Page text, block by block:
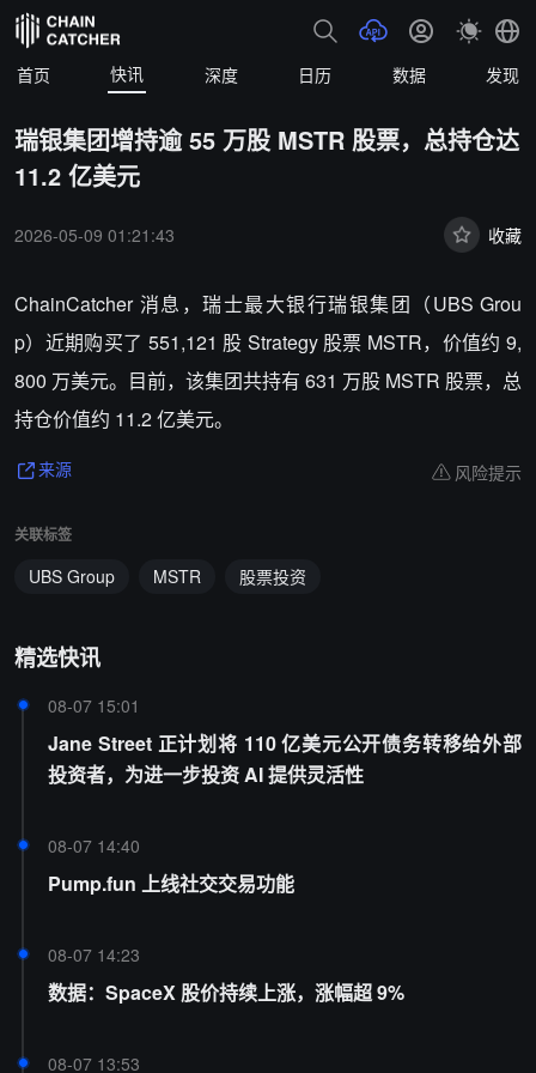
首页 快讯 深度 日历 数据 发现
瑞银集团增持逾 55 万股 MSTR 股票，总持仓达
11.2 亿美元
2026-05-09 01:21:43 收藏
ChainCatcher 消息，瑞士最大银行瑞银集团（UBS Grou
p）近期购买了 551,121 股 Strategy 股票 MSTR，价值约 9,
800 万美元。目前，该集团共持有 631 万股 MSTR 股票，总
持仓价值约 11.2 亿美元。
来源 风险提示
关联标签
UBS Group MSTR 股票投资
精选快讯
08-07 15:01
Jane Street 正计划将 110 亿美元公开债务转移给外部
投资者，为进一步投资 AI 提供灵活性
08-07 14:40
Pump.fun 上线社交交易功能
08-07 14:23
数据：SpaceX 股价持续上涨，涨幅超 9%
08-07 13:53